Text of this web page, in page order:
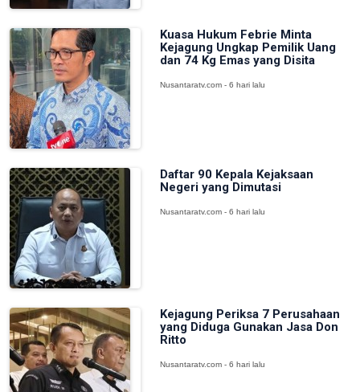
Kuasa Hukum Febrie Minta
Kejagung Ungkap Pemilik Uang
dan 74 Kg Emas yang Disita
Nusantaratv.com - 6 hari lalu
Daftar 90 Kepala Kejaksaan
Negeri yang Dimutasi
Nusantaratv.com - 6 hari lalu
Kejagung Periksa 7 Perusahaan
yang Diduga Gunakan Jasa Don
Ritto
Nusantaratv.com - 6 hari lalu